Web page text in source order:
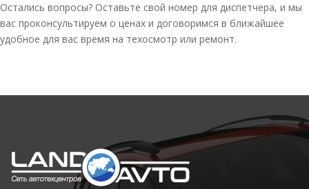
Остались вопросы? Оставьте свой номер для диспетчера, и мы
вас проконсультируем о ценах и договоримся в ближайшее
удобное для вас время на техосмотр или ремонт.